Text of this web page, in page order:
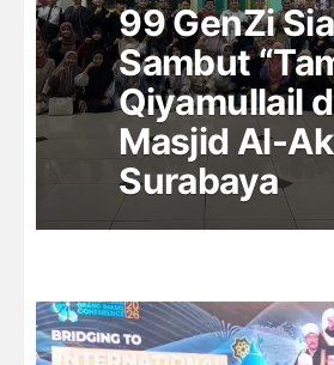
99 GenZi
Sambut
Qiyamullail
Masjid Al-
Surabaya